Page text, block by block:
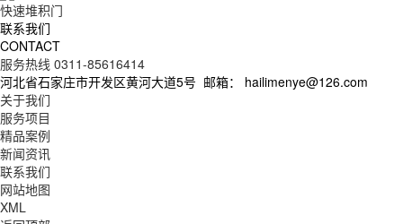
快速堆积门
联系我们
CONTACT
服务热线 0311-85616414
河北省石家庄市开发区黄河大道5号 邮箱： hailimenye@126.com
关于我们
服务项目
精品案例
新闻资讯
联系我们
网站地图
XML